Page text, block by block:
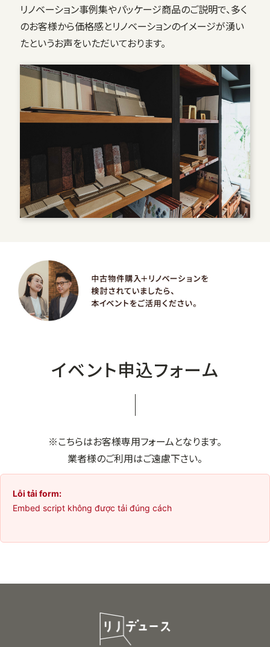
リノベーション事例集やパッケージ商品のご説明で、多く
のお客様から価格感とリノベーションのイメージが湧い
たというお声をいただいております。
イベント申込フォーム
※こちらはお客様専用フォームとなります。
業者様のご利用はご遠慮下さい。
Lỗi tải form:
Embed script không được tải đúng cách